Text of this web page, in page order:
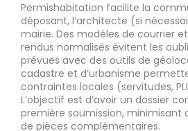
Permishabitation facilite la
déposant, l’architecte (si
mairie. Des modèles de courrier
rendus normalisés évitent les
prévues avec des outils de
cadastre et d’urbanisme
contraintes locales (servitudes,
L’objectif est d’avoir un dossier
première soumission, minimisant
de pièces complémentaires.